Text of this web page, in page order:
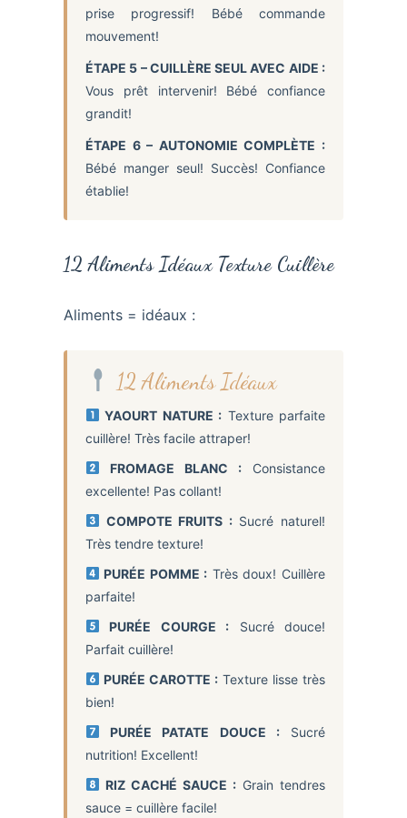
prise progressif! Bébé commande
mouvement!
ÉTAPE 5 – CUILLÈRE SEUL AVEC AIDE :
Vous prêt intervenir! Bébé confiance
grandit!
ÉTAPE 6 – AUTONOMIE COMPLÈTE :
Bébé manger seul! Succès! Confiance
établie!
12 Aliments Idéaux Texture Cuillère
Aliments = idéaux :
12 Aliments Idéaux
YAOURT NATURE : Texture parfaite
cuillère! Très facile attraper!
FROMAGE BLANC :Consistance
excellente! Pas collant!
COMPOTE FRUITS :Sucré naturel!
Très tendre texture!
PURÉE POMME : Très doux! Cuillère
parfaite!
PURÉE COURGE : Sucré douce!
Parfait cuillère!
PURÉE CAROTTE :Texture lisse très
bien!
PURÉE PATATE DOUCE :Sucré
nutrition! Excellent!
RIZ CACHÉ SAUCE :Grain tendres
sauce = cuillère facile!